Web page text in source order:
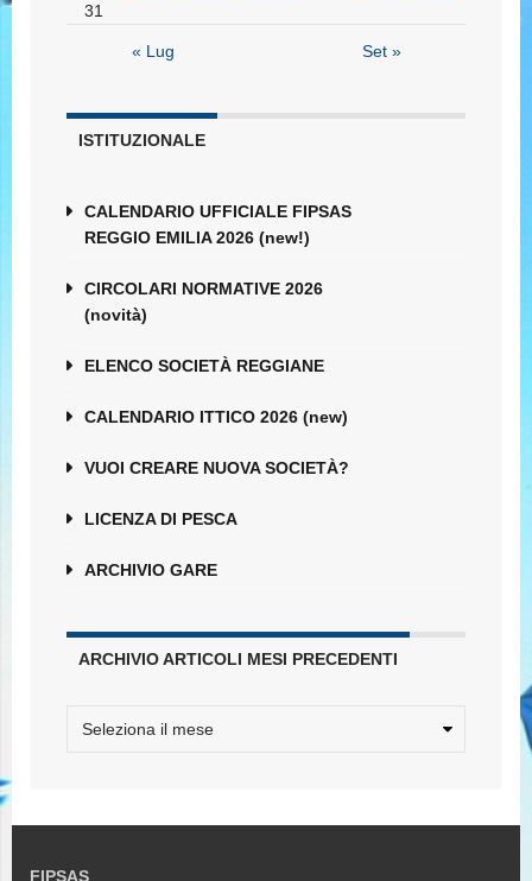
31
« Lug Set »
ISTITUZIONALE
CALENDARIO UFFICIALE FIPSAS
REGGIO EMILIA 2026 (new!)
CIRCOLARI NORMATIVE 2026
(novità)
ELENCO SOCIETÀ REGGIANE
CALENDARIO ITTICO 2026 (new)
VUOI CREARE NUOVA SOCIETÀ?
LICENZA DI PESCA
ARCHIVIO GARE
ARCHIVIO ARTICOLI MESI PRECEDENTI
FIPSAS